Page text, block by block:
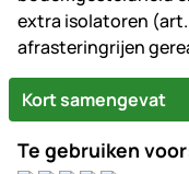
extra isolatoren
afrasteringrijen
Kort samengevat
Te gebruiken